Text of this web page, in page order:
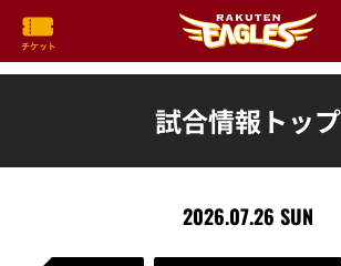
試合情報トップ
2026.07.26 SUN